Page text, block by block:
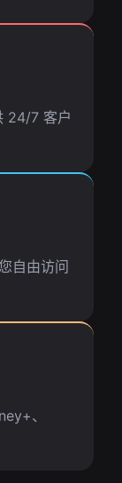
24/7 客户
自由访问
、